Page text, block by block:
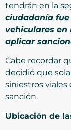
tendrán en la
ciudadanía
vehiculares en
aplicar
Cabe recordar
decidió que
siniestros viales
sanción.
Ubicación de